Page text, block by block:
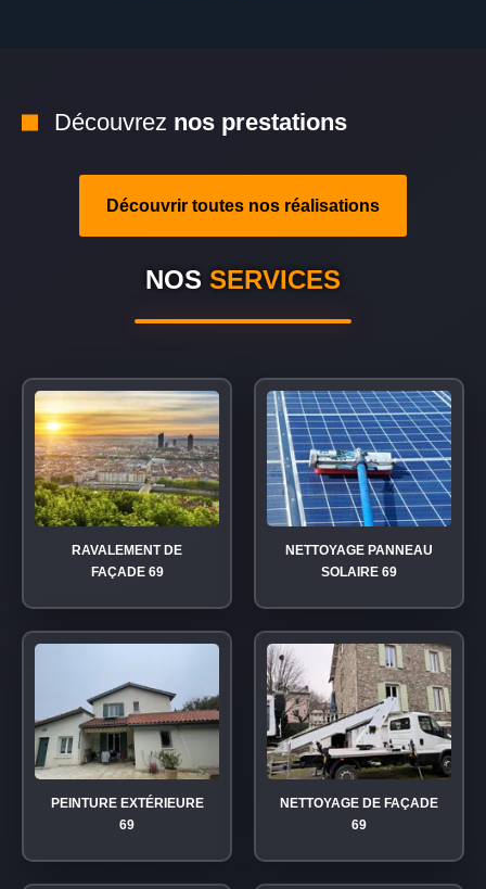
Découvrez nos prestations
Découvrir toutes nos réalisations
NOS SERVICES
RAVALEMENT DE
FAÇADE 69
NETTOYAGE PANNEAU
SOLAIRE 69
PEINTURE EXTÉRIEURE
69
NETTOYAGE DE FAÇADE
69